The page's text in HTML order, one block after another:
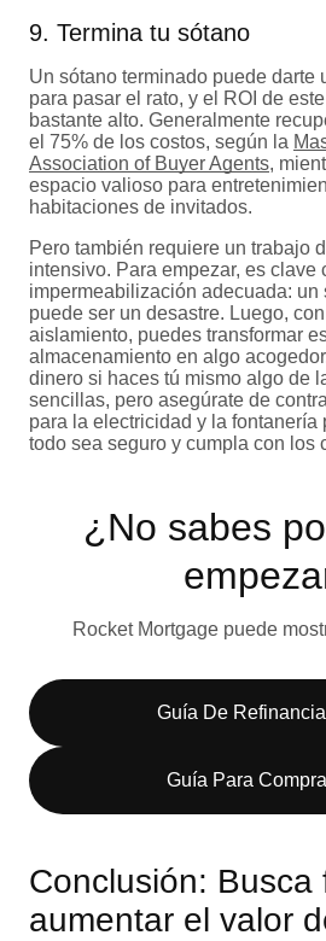
9. Termina tu sótano
Un sótano terminado puede darte
para pasar el rato, y el ROI de
bastante alto. Generalmente
el 75% de los costos, según la
Association of Buyer Agents,
espacio valioso para
habitaciones de invitados.
Pero también requiere un trabajo
intensivo. Para empezar, es clave
impermeabilización adecuada: un
puede ser un desastre. Luego,
aislamiento, puedes transformar
almacenamiento en algo
dinero si haces tú mismo algo de
sencillas, pero asegúrate de
para la electricidad y la fontanería
todo sea seguro y cumpla con los
¿No sabes
Rocket Mortgage puede
Guía De
Guía Para
Conclusión: Busca
aumentar el valor